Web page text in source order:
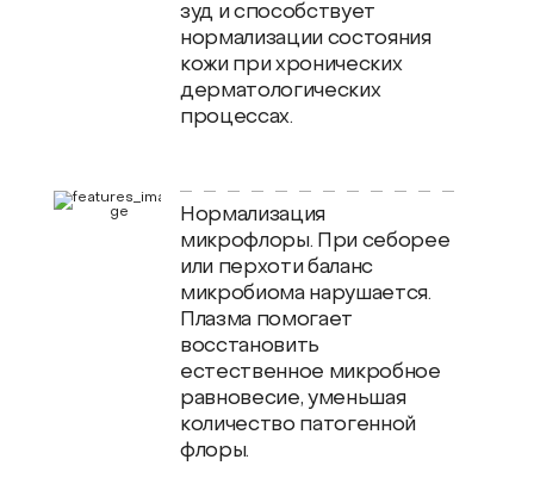
зуд и способствует
нормализации состояния
кожи при хронических
дерматологических
процессах.
Нормализация
микрофлоры. При себорее
или перхоти баланс
микробиома нарушается.
Плазма помогает
восстановить
естественное микробное
равновесие, уменьшая
количество патогенной
флоры.